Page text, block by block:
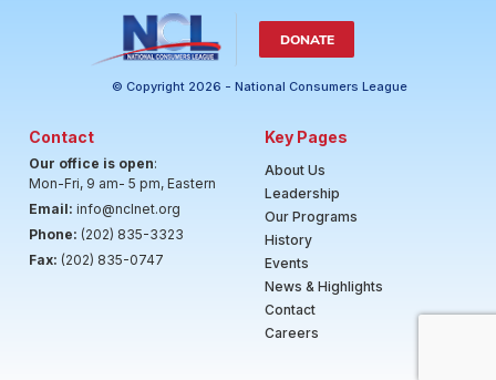
DONATE
© Copyright 2026 - National Consumers League
Contact
Our office is open:
Mon-Fri, 9 am- 5 pm, Eastern
Email: info@nclnet.org
Phone: (202) 835-3323
Fax: (202) 835-0747
Key Pages
About Us
Leadership
Our Programs
History
Events
News & Highlights
Contact
Careers